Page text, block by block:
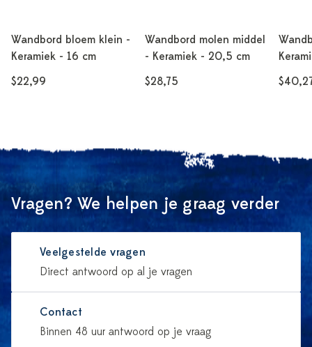
Wandbord bloem klein -
Keramiek - 16 cm
$22,99
Wandbord molen middel
- Keramiek - 20,5 cm
$28,75
Vragen? We helpen je graag verder
Veelgestelde vragen
Direct antwoord op al je vragen
Contact
Binnen 48 uur antwoord op je vraag